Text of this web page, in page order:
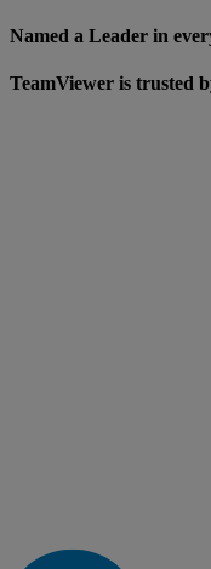
Named a Leader in
TeamViewer is trusted